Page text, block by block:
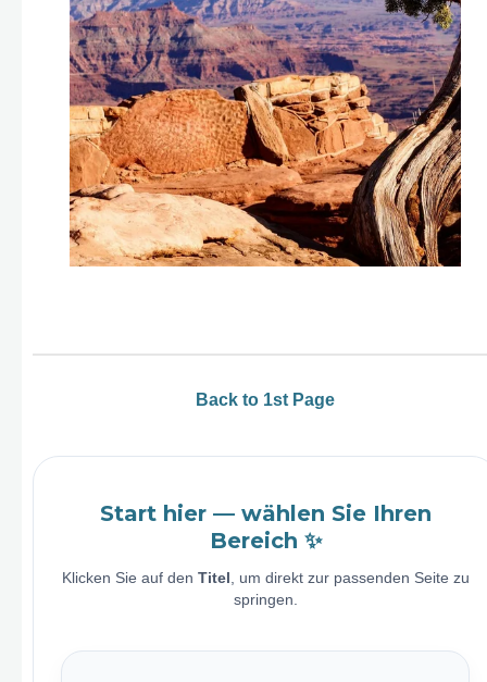
Back to 1st Page
Start hier — wählen Sie Ihren
Bereich ✨
Klicken Sie auf den Titel
, um direkt zur passenden Seite zu
springen.